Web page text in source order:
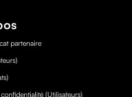
partenaire
(Utilisateurs)